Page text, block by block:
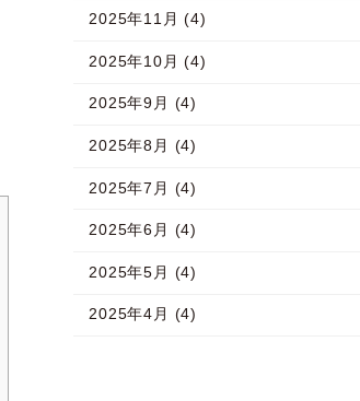
2025年11月 (4)
2025年10月 (4)
2025年9月 (4)
2025年8月 (4)
2025年7月 (4)
2025年6月 (4)
2025年5月 (4)
2025年4月 (4)